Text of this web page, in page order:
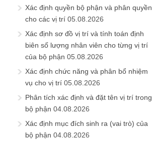
Xác định quyền bộ phận và phân quyền
cho các vị trí 05.08.2026
Xác định sơ đồ vị trí và tính toán định
biên số lượng nhân viên cho từng vị trí
của bộ phận 05.08.2026
Xác định chức năng và phân bổ nhiệm
vụ cho vị trí 05.08.2026
Phân tích xác định và đặt tên vị trí trong
bộ phận 04.08.2026
Xác định mục đích sinh ra (vai trò) của
bộ phận 04.08.2026